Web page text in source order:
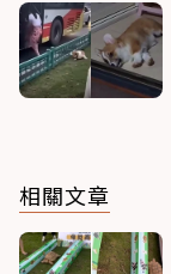
相關文章